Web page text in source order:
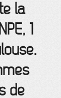
la
1
de